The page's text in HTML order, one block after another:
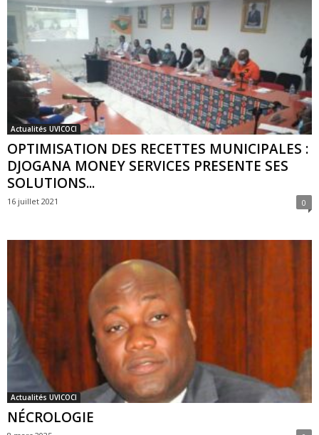
Actualités UVICOCI
OPTIMISATION DES RECETTES MUNICIPALES :
DJOGANA MONEY SERVICES PRESENTE SES
SOLUTIONS...
16 juillet 2021 0
Actualités UVICOCI
NÉCROLOGIE